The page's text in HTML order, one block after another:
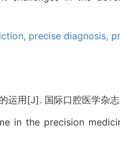
precise diagnosis,
运用[J]. 国际口腔医学杂
in the precision